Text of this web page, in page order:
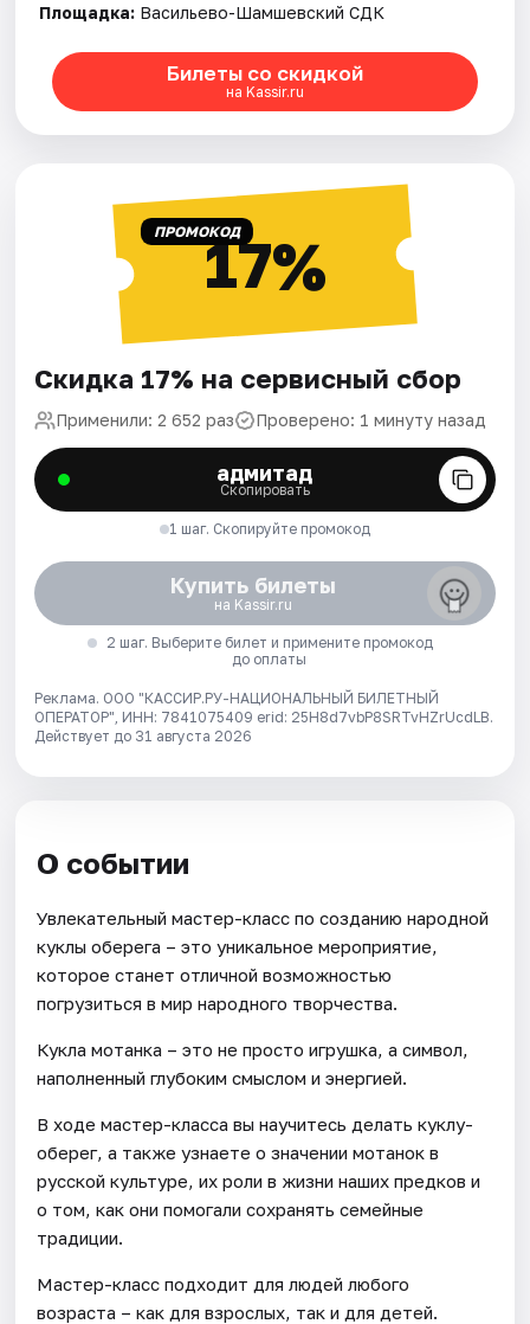
Площадка: Васильево-Шамшевский СДК
Билеты со скидкой
на Kassir.ru
ПРОМОКОД17%
Скидка 17% на сервисный сбор
Применили: 2 652 раз Проверено: 1 минуту назад
адмитад
Скопировать
1 шаг. Скопируйте промокод
Купить билеты
на Kassir.ru
2 шаг. Выберите билет и примените промокод
до оплаты
Реклама. ООО "КАССИР.РУ-НАЦИОНАЛЬНЫЙ БИЛЕТНЫЙ
ОПЕРАТОР", ИНН: 7841075409 erid: 25H8d7vbP8SRTvHZrUcdLB.
Действует до 31 августа 2026
О событии
Увлекательный мастер-класс по созданию народной
куклы оберега – это уникальное мероприятие,
которое станет отличной возможностью
погрузиться в мир народного творчества.
Кукла мотанка – это не просто игрушка, а символ,
наполненный глубоким смыслом и энергией.
В ходе мастер-класса вы научитесь делать куклу-
оберег, а также узнаете о значении мотанок в
русской культуре, их роли в жизни наших предков и
о том, как они помогали сохранять семейные
традиции.
Мастер-класс подходит для людей любого
возраста – как для взрослых, так и для детей.